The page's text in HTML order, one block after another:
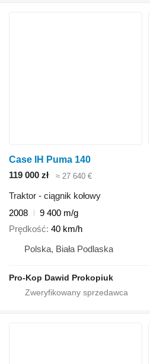
Case IH Puma 140
119 000 zł
≈ 27 640 €
Traktor - ciągnik kołowy
2008
9 400 m/g
Prędkość 40 km/h
Polska, Biała Podlaska
Pro-Kop Dawid Prokopiuk